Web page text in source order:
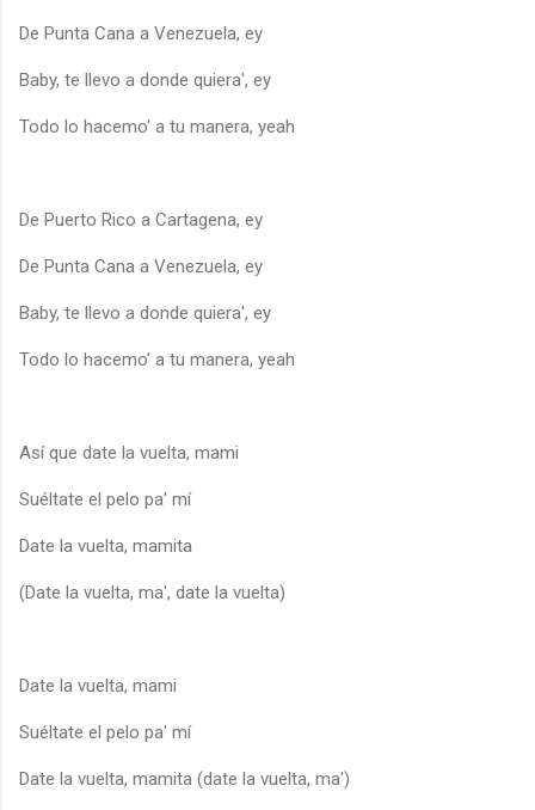
De Punta Cana a Venezuela, ey
Baby, te llevo a donde quiera', ey
Todo lo hacemo' a tu manera, yeah
De Puerto Rico a Cartagena, ey
De Punta Cana a Venezuela, ey
Baby, te llevo a donde quiera', ey
Todo lo hacemo' a tu manera, yeah
Así que date la vuelta, mami
Suéltate el pelo pa' mí
Date la vuelta, mamita
(Date la vuelta, ma', date la vuelta)
Date la vuelta, mami
Suéltate el pelo pa' mí
Date la vuelta, mamita (date la vuelta, ma')